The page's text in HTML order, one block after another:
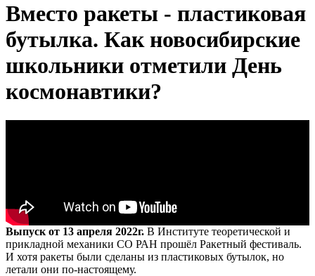
Вместо ракеты - пластиковая
бутылка. Как новосибирские
школьники отметили День
космонавтики?
Выпуск от 13 апреля 2022г. В Институте теоретической и
прикладной механики СО РАН прошёл Ракетный фестиваль.
И хотя ракеты были сделаны из пластиковых бутылок, но
летали они по-настоящему.